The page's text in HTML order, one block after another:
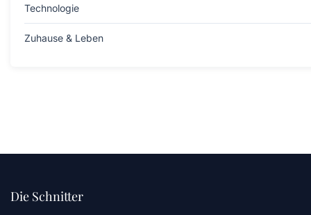
Technologie
Zuhause & Leben
Die Schnitter